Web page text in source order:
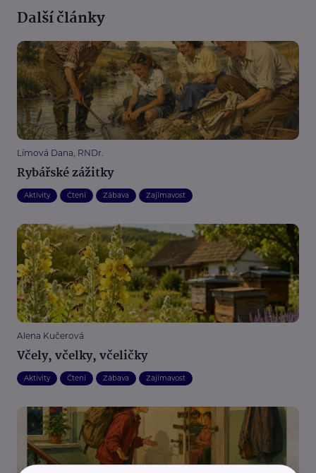
Další články
Límová Dana, RNDr.
Rybářské zážitky
Aktivity Čtení Zábava Zajímavost
Alena Kučerová
Včely, včelky, včeličky
Aktivity Čtení Zábava Zajímavost